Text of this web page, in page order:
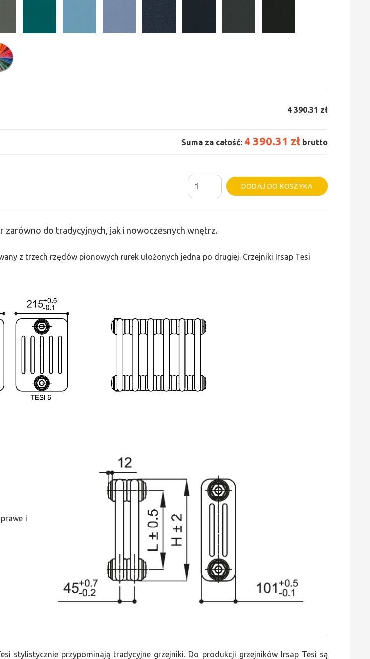
4 390.31 zł
Suma za całość: 4 390.31 zł brutto
ilość
Grzejnik
moc
3118
DODAJ DO KOSZYKA
Alternative:
zarówno do tradycyjnych, jak i nowoczesnych wnętrz.
z trzech rzędów pionowych rurek ułożonych jedna po drugiej. Grzejniki Irsap Tesi
i
stylistycznie przypominają tradycyjne grzejniki. Do produkcji grzejników Irsap Tesi są